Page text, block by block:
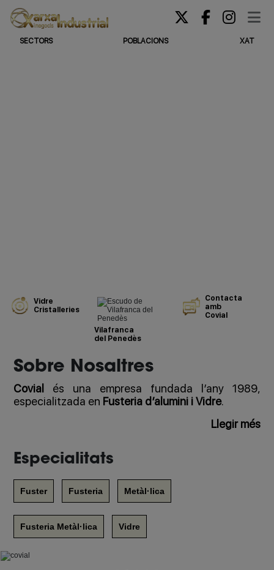
SECTORS POBLACIONS XAT
Vidre
Cristalleries
Vilafranca
del Penedès
Contacta
amb
Covial
Sobre Nosaltres
Covial és una empresa fundada l’any 1989,
especialitzada en Fusteria d’alumini i Vidre.
Llegir més
Especialitats
Fuster Fusteria Metàl·lica
Fusteria Metàl·lica Vidre